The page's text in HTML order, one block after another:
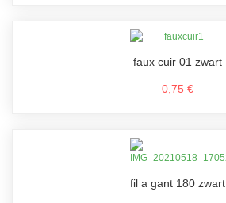
faux cuir 01 zwart
0,75 €
fil a gant 180 zwart